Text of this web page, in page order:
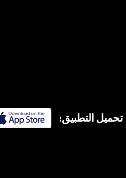
تحميل التطبيق: